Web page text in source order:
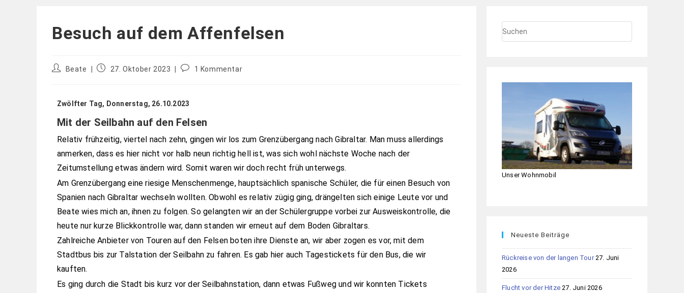
Besuch auf dem Affenfelsen
Beate 27. Oktober 2023 1 Kommentar
Zwölfter Tag, Donnerstag, 26.10.2023
Mit der Seilbahn auf den Felsen
Relativ frühzeitig, viertel nach zehn, gingen wir los zum Grenzübergang nach Gibraltar. Man muss allerdings
anmerken, dass es hier nicht vor halb neun richtig hell ist, was sich wohl nächste Woche nach der
Zeitumstellung etwas ändern wird. Somit waren wir doch recht früh unterwegs.
Am Grenzübergang eine riesige Menschenmenge, hauptsächlich spanische Schüler, die für einen Besuch von
Spanien nach Gibraltar wechseln wollten. Obwohl es relativ zügig ging, drängelten sich einige Leute vor und
Beate wies mich an, ihnen zu folgen. So gelangten wir an der Schülergruppe vorbei zur Ausweiskontrolle, die
heute nur kurze Blickkontrolle war, dann standen wir erneut auf dem Boden Gibraltars.
Zahlreiche Anbieter von Touren auf den Felsen boten ihre Dienste an, wir aber zogen es vor, mit dem
Stadtbus bis zur Talstation der Seilbahn zu fahren. Es gab hier auch Tagestickets für den Bus, die wir
kauften.
Es ging durch die Stadt bis kurz vor der Seilbahnstation, dann etwas Fußweg und wir konnten Tickets
Unser Wohnmobil
Neueste Beiträge
Rückreise von der langen Tour 27. Juni
2026
Flucht vor der Hitze 27. Juni 2026